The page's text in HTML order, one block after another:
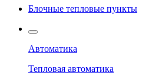
Блочные тепловые пункты
Автоматика
Тепловая автоматика